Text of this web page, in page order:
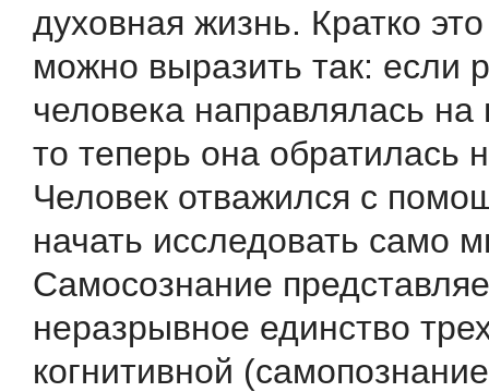
духовная жизнь. Кратко
можно выразить так: если
человека направлялась
то теперь она обратилась
Человек отважился с
начать исследовать само
Самосознание
неразрывное единство
когнитивной